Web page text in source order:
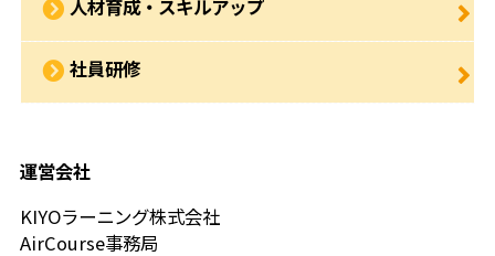
人材育成・スキルアップ
社員研修
運営会社
KIYOラーニング株式会社
AirCourse事務局